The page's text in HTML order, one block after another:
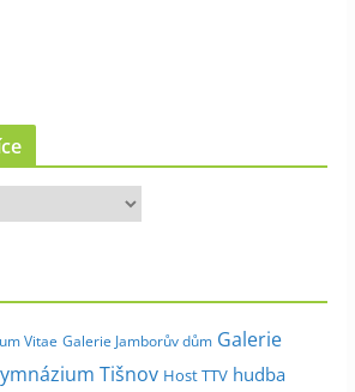
Vitae Galerie Jamborův dům Galerie
Tišnov Host TTV hudba